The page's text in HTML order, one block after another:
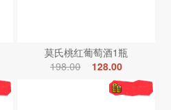
莫氏桃红葡萄酒1瓶
198.00
128.00